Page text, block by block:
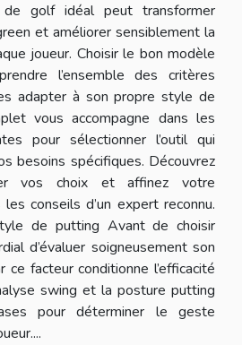
golf idéal peut transformer
et améliorer sensiblement la
joueur. Choisir le bon modèle
l’ensemble des critères
adapter à son propre style de
vous accompagne dans les
pour sélectionner l’outil qui
besoins spécifiques. Découvrez
vos choix et affinez votre
conseils d’un expert reconnu.
de putting Avant de choisir
d’évaluer soigneusement son
facteur conditionne l’efficacité
swing et la posture putting
pour déterminer le geste